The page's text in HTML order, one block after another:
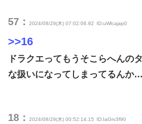
57： 2024/08/29(木) 07:02:06.92 ID:uWlcajap0
>>16
ドラクエってもうそこらへんの
な扱いになってしまってるんか…
18： 2024/08/29(木) 00:52:14.15 ID:IaGrv3f90